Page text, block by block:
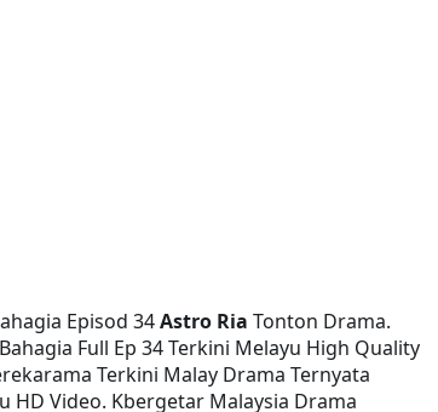
Episod 34Astro Ria Tonton Drama.
Full Ep 34 Terkini Melayu High Quality
Terkini Malay Drama Ternyata
HD Video. Kbergetar Malaysia Drama